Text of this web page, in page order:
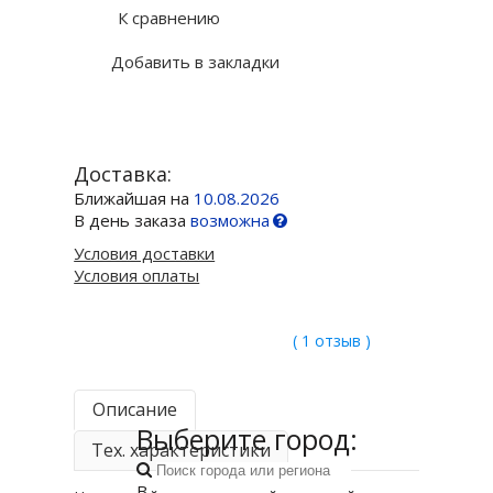
К сравнению
Добавить в закладки
Доставка:
Ближайшая на 10.08.2026
В день заказавозможна
Условия доставки
Условия оплаты
( 1 отзыв )
Описание
Тех. характеристики
Выберите город: